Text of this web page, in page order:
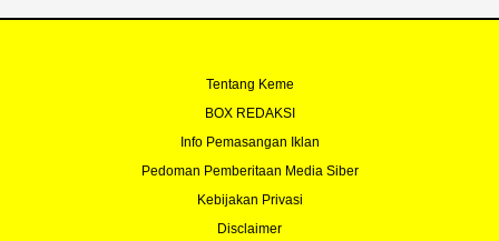
Tentang Keme
BOX REDAKSI
Info Pemasangan Iklan
Pedoman Pemberitaan Media Siber
Kebijakan Privasi
Disclaimer